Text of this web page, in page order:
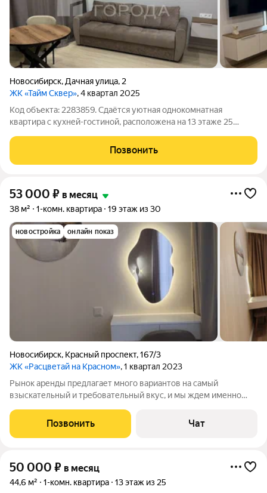
Новосибирск, Дачная улица, 2
ЖК «Тайм Сквер», 4 квартал 2025
Код объекта: 2283859. Сдаётся уютная однокомнатная
квартира с кухней-гостиной, расположена на 13 этаже 25
Чистый подъезд. Хорошие спокойные соседи, безопасный и
уютный район. О КВАРТИРЕ:
Позвонить
53 000 ₽ в месяц
38 м² 1-комн. квартира 19 этаж из 30
новостройка онлайн показ
Новосибирск, Красный проспект,167/3
ЖК «Расцветай на Красном», 1 квартал 2023
Рынок аренды предлагает много вариантов на самый
взыскательный и требовательный вкус, и мы ждем именно
первыми-кто живет в этой квартире! Первыми-кто оценит
качественный ремонт из дорогих
Позвонить Чат
50 000 ₽ в месяц
44,6 м² 1-комн. квартира 13 этаж из 25